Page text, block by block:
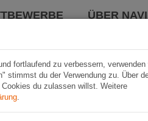
ÜBER
fortlaufend zu verbessern, verwenden
stimmst du der Verwendung zu. Über
du zulassen willst. Weitere
.